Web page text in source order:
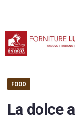
FOOD
La dolce